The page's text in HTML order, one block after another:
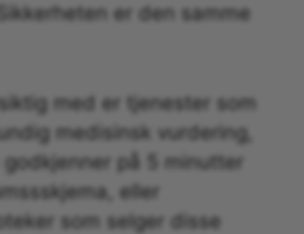
er den samme
med er tjenester som
medisinsk vurdering,
på 5 minutter
eller
som selger disse